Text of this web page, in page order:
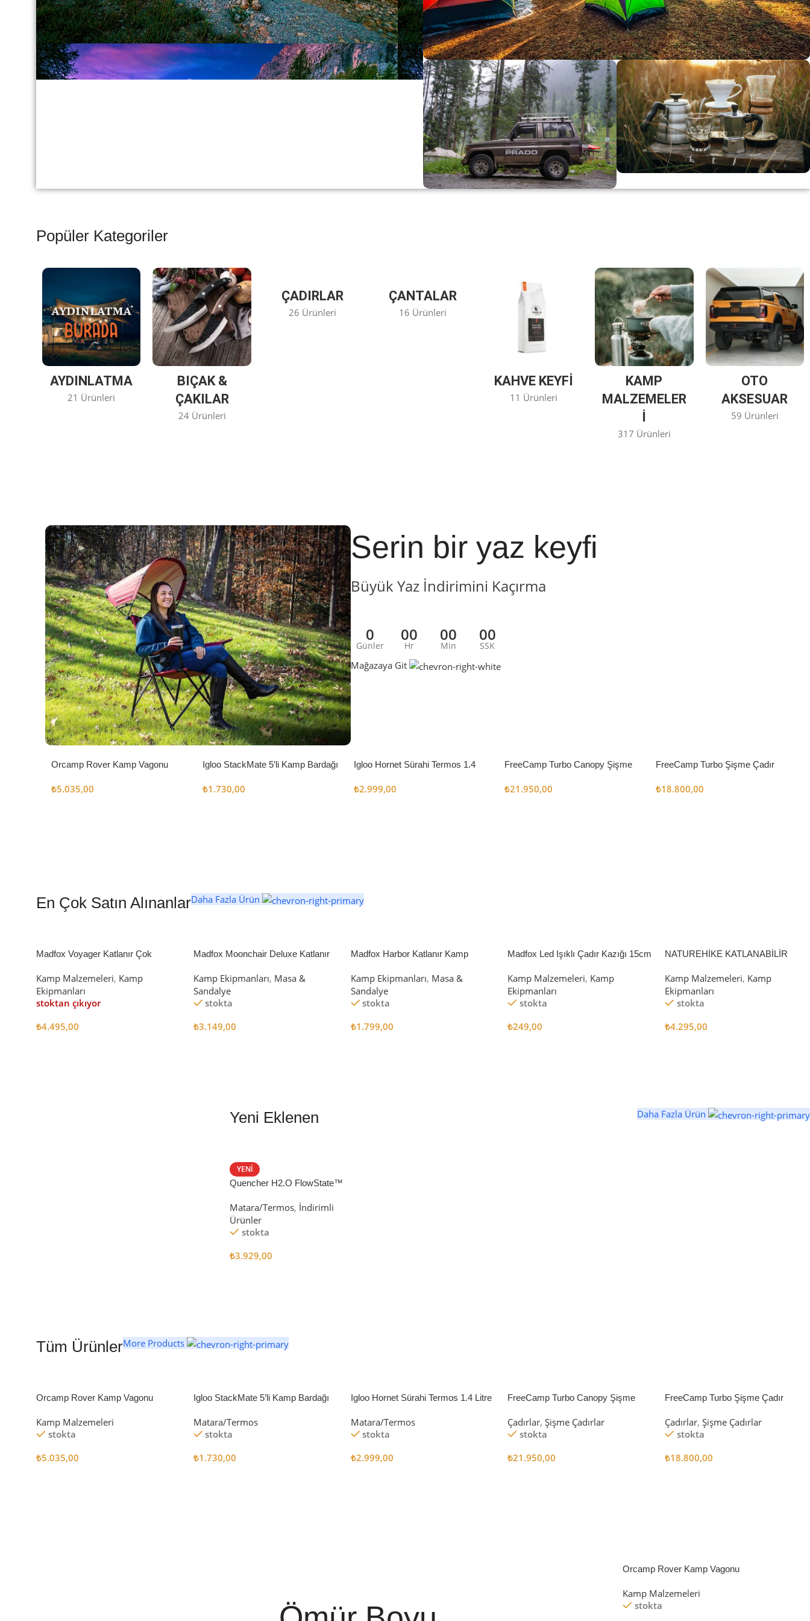
Büyük Yaz İndirimi
0
Günler
00
Hr
00
Min
00
SSK
Alışverişe Başla
Popüler Kategoriler
AYDINLATMA
21 Ürünleri
BIÇAK &
ÇAKILAR
24 Ürünleri
ÇADIRLAR
26 Ürünleri
ÇANTALAR
16 Ürünleri
KAHVE KEYFİ
11 Ürünleri
KAMP
MALZEMELER
317 Ürünleri
OTO
AKSESUAR
59 Ürünleri
Serin bir yaz keyfi
Büyük Yaz İndirimini Kaçırma
0
Günler
00
Hr
00
Min
00
SSK
Mağazaya Git
Orcamp Rover Kamp Vagonu
₺5.035,00
Igloo StackMate 5’li Kamp Bardağı
₺1.730,00
Igloo Hornet Sürahi Termos 1.4
₺2.999,00
FreeCamp Turbo Canopy Şişme
₺21.950,00
FreeCamp Turbo Şişme Çadır
₺18.800,00
En Çok Satın AlınanlarDaha Fazla Ürün
Madfox Voyager Katlanır Çok
BLACK
Kamp Malzemeleri, Kamp
Ekipmanları
stoktan çıkıyor
₺4.495,00
Madfox Moonchair Deluxe Katlanır
Kamp Ekipmanları, Masa &
Sandalye
stokta
₺3.149,00
Madfox Harbor Katlanır Kamp
Kamp Ekipmanları, Masa &
Sandalye
stokta
₺1.799,00
Madfox Led Işıklı Çadır Kazığı 15cm
Kamp Malzemeleri, Kamp
Ekipmanları
stokta
₺249,00
NATUREHİKE KATLANABİLİR
Kamp Malzemeleri, Kamp
Ekipmanları
stokta
₺4.295,00
Yeni Eklenen Daha Fazla Ürün
YENI
Quencher H2.O FlowState™
Matara/Termos, İndirimli
Ürünler
stokta
₺3.929,00
Tüm ÜrünlerMore Products
Orcamp Rover Kamp Vagonu
Kamp Malzemeleri
stokta
₺5.035,00
Igloo StackMate 5’li Kamp Bardağı
Matara/Termos
stokta
₺1.730,00
Igloo Hornet Sürahi Termos 1.4 Litre
Matara/Termos
stokta
₺2.999,00
FreeCamp Turbo Canopy Şişme
Çadırlar, Şişme Çadırlar
stokta
₺21.950,00
FreeCamp Turbo Şişme Çadır
Çadırlar, Şişme Çadırlar
stokta
₺18.800,00
Orcamp Rover Kamp Vagonu
Kamp Malzemeleri
stokta